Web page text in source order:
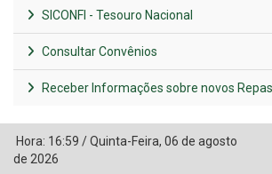
SICONFI - Tesouro Nacional
Consultar Convênios
Receber Informações sobre novos
Hora: 16:59 /Quinta-Feira, 06 de agosto
de 2026